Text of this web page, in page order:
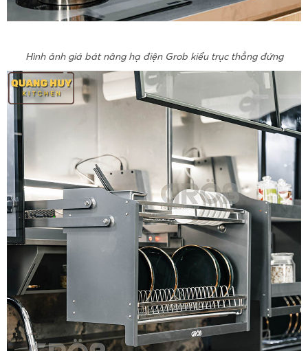
Hình ảnh giá bát nâng hạ điện Grob kiểu trục thẳng đứng